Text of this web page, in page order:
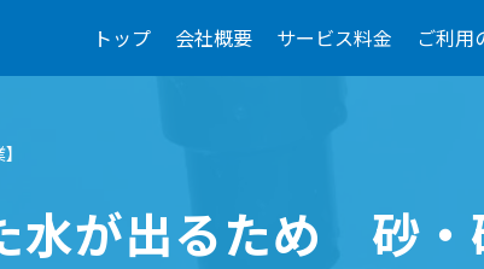
トップ 会社概要 サービス料金 ご利用
水が出るため 砂・